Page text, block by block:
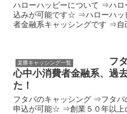
ハローハッピーについて ⇒ハロ
込みが可能です☆ ⇒ハローハッ
者金融系キャッシングです ⇒
楽勝キャッシング一覧
フ
心中小消費者金融系、過
た！
フタバのキャッシング ⇒フタバ
申込が可能☆ ⇒創業５０年以上